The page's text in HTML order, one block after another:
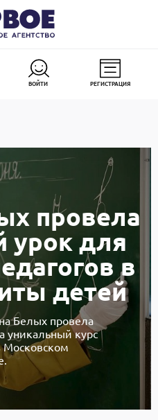
ВОЙТИ РЕГИСТРАЦИЯ
провела
урок для
в
детей
Белых провела
уникальный курс
Московском